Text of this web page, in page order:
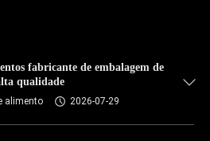
fabricante de embalagem de
qualidade
alimento 2026-07-29